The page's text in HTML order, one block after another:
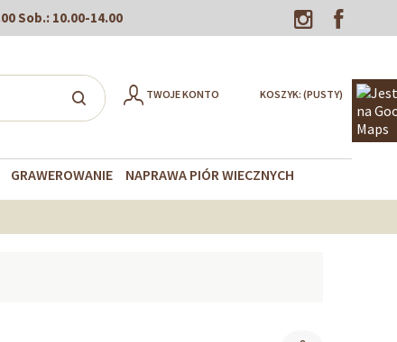
Sob.: 10.00-14.00
KOSZYK: (PUSTY)
TWOJE KONTO
GRAWEROWANIE
NAPRAWA PIÓR WIECZNYCH